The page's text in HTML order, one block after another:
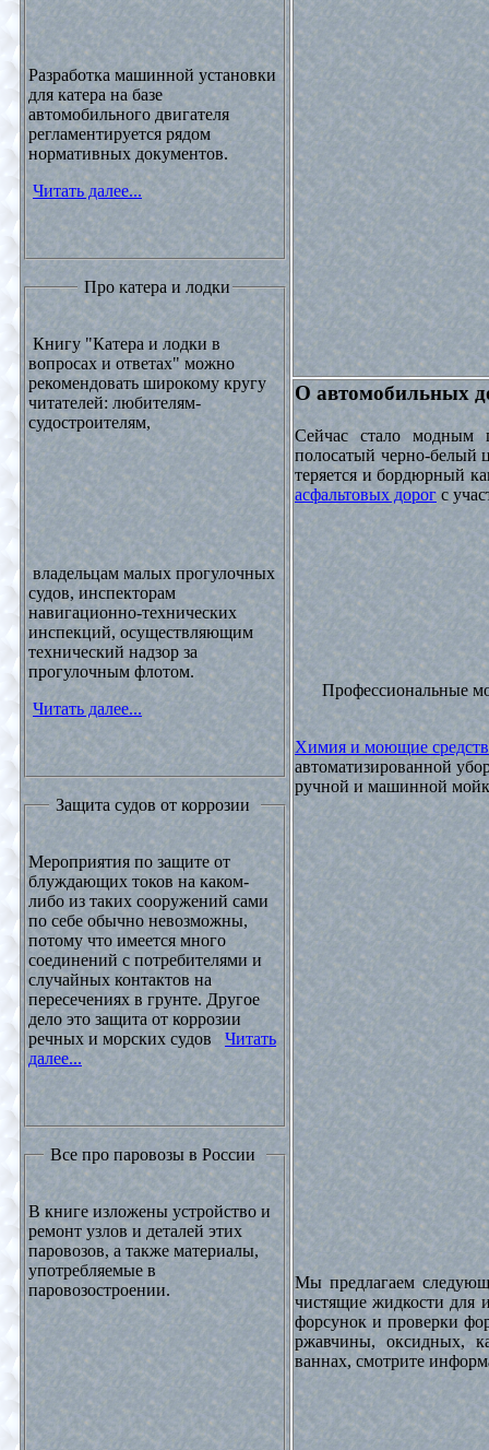
Разработка машинной установки
для катера на базе
автомобильного двигателя
регламентируется рядом
нормативных документов.
Читать далее...
Про катера и лодки
Книгу "Катера и лодки в
вопросах и ответах" можно
рекомендовать широкому кругу
читателей: любителям-
судостроителям,
владельцам малых прогулочных
судов, инспекторам
навигационно-технических
инспекций, осуществляющим
технический надзор за
прогулочным флотом.
Читать далее...
Защита судов от коррозии
Мероприятия по защите от
блуждающих токов на каком-
либо из таких сооружений сами
по себе обычно невозможны,
потому что имеется много
соединений с потребителями и
случайных контактов на
пересечениях в грунте. Другое
дело это защита от коррозии
речных и морских судов Читать
далее...
Все про паровозы в России
В книге изложены устройство и
ремонт узлов и деталей этих
паровозов, а также материалы,
употребляемые в
паровозостроении.
О автомобильных
Сейчас стало модным
полосатый черно-белый
теряется и бордюрный
асфальтовых дорог с
Профессиональные
Химия и моющие
автоматизированной
ручной и машинной
Мы предлагаем
чистящие жидкости для
форсунок и проверки
ржавчины, оксидных,
ваннах, смотрите